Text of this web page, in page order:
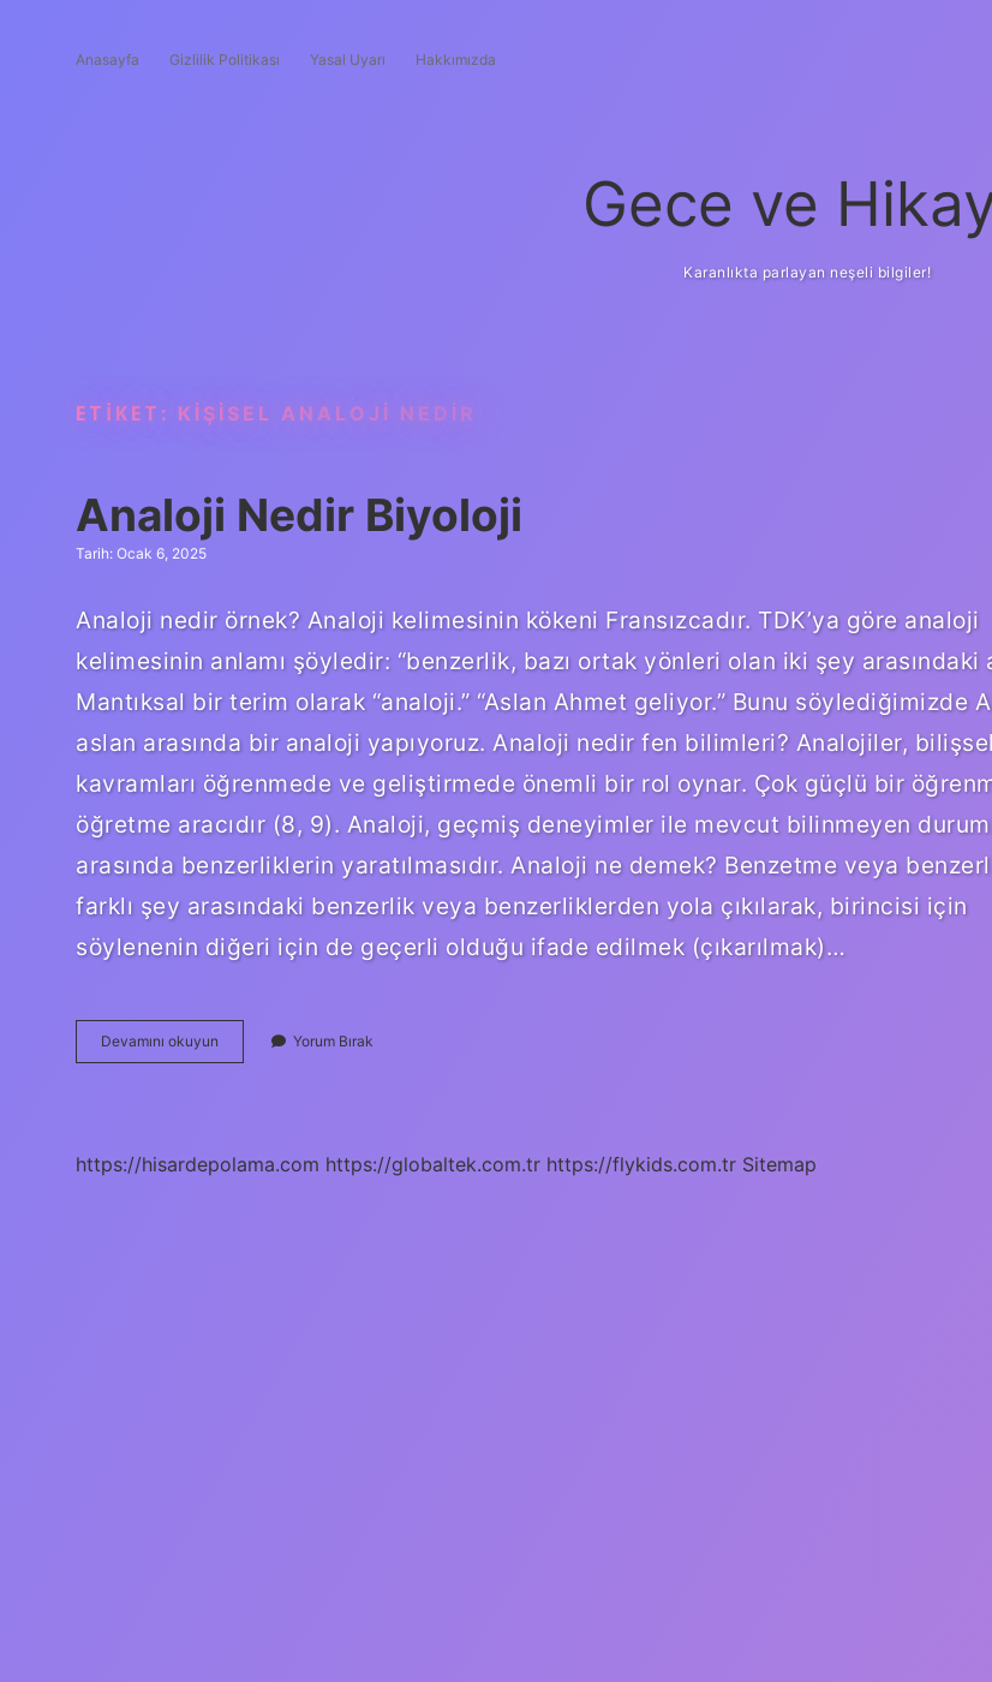
Anasayfa Gizlilik Politikası Yasal Uyarı Hakkımızda
Gece ve
Karanlıkta parlayan neşeli bilgiler!
ETIKET: KIŞISEL ANALOJI NEDIR
Analoji Nedir Biyoloji
Tarih: Ocak 6, 2025
Analoji nedir örnek? Analoji kelimesinin kökeni Fransızcadır. TDK’ya göre analoji
kelimesinin anlamı şöyledir: “benzerlik, bazı ortak yönleri olan iki şey arasındaki
Mantıksal bir terim olarak “analoji.” “Aslan Ahmet geliyor.” Bunu söylediğimizde
aslan arasında bir analoji yapıyoruz. Analoji nedir fen bilimleri? Analojiler,
kavramları öğrenmede ve geliştirmede önemli bir rol oynar. Çok güçlü bir
öğretme aracıdır (8, 9). Analoji, geçmiş deneyimler ile mevcut bilinmeyen
arasında benzerliklerin yaratılmasıdır. Analoji ne demek? Benzetme veya
farklı şey arasındaki benzerlik veya benzerliklerden yola çıkılarak, birincisi için
söylenenin diğeri için de geçerli olduğu ifade edilmek (çıkarılmak)…
Devamını okuyun
Nedir
Yorum Bırak
https://hisardepolama.com https://globaltek.com.tr https://flykids.com.tr Sitemap